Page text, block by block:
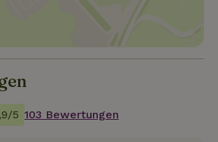
5 103 Bewertungen